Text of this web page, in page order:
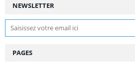
NEWSLETTER
PAGES